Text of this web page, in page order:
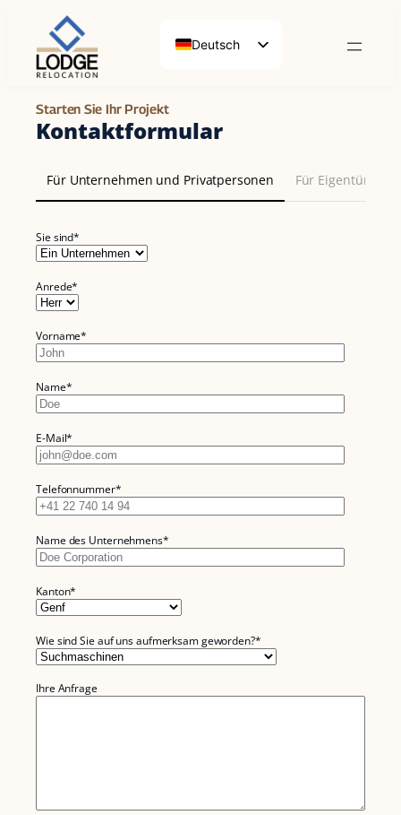
Deutsch
Starten Sie Ihr Projekt
Kontaktformular
Für Unternehmen und Privatpersonen Für Eigentümer
Sie sind*
Anrede*
Vorname*
Name*
E-Mail*
Telefonnummer*
Name des Unternehmens*
Kanton*
Wie sind Sie auf uns aufmerksam geworden?*
Ihre Anfrage